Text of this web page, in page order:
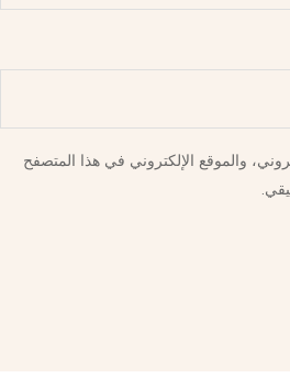
والموقع الإلكتروني في هذا المتصفح